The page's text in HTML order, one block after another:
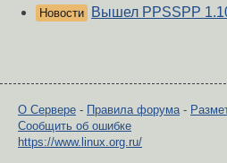
Новости Вышел PPSSPP
О Сервере - Правила форума-
Сообщить об ошибке
https://www.linux.org.ru/